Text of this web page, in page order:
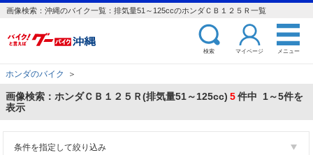
画像検索：沖縄のバイク一覧：排気量51～125ccのホンダＣＢ１２５Ｒ一覧
検索 マイページ メニュー
ホンダのバイク ＞
画像検索：ホンダＣＢ１２５Ｒ(排気量51～125cc) 5件中 1～5件を
表示
条件を指定して絞り込み